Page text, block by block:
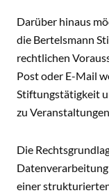
Darüber hinaus
die Bertelsmann
rechtlichen
Post oder E-Mail
Stiftungstätigkeit
zu
Die
einer